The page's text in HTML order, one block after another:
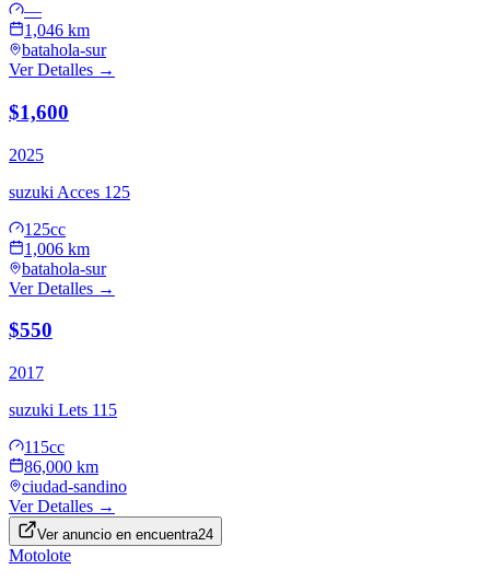
—
1,046 km
batahola-sur
Ver Detalles →
$1,600
2025
suzuki Acces 125
125cc
1,006 km
batahola-sur
Ver Detalles →
$550
2017
suzuki Lets 115
115cc
86,000 km
ciudad-sandino
Ver Detalles →
Ver anuncio en encuentra24
Motolote